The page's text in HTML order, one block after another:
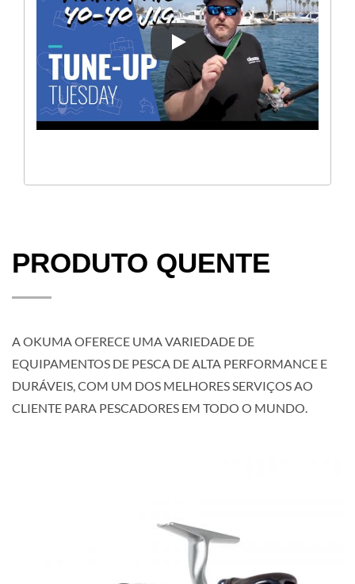
[DICAS DE PESCA] PESCA
PRODUTO QUENTE
A OKUMA OFERECE UMA VARIEDADE DE
EQUIPAMENTOS DE PESCA DE ALTA PERFORMANCE E
DURÁVEIS, COM UM DOS MELHORES SERVIÇOS AO
CLIENTE PARA PESCADORES EM TODO O MUNDO.